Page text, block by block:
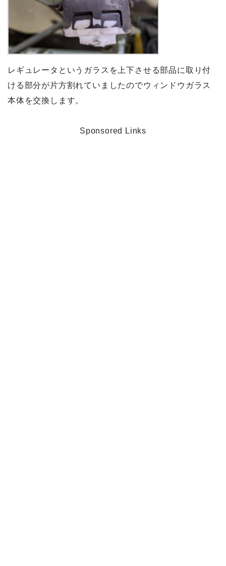
レギュレータというガラスを上下させる部品に取り付
ける部分が片方割れていましたのでウィンドウガラス
本体を交換します。
Sponsored Links